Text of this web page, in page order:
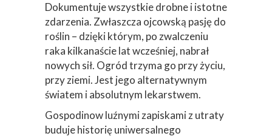
Dokumentuje wszystkie drobne i istotne
zdarzenia. Zwłaszcza ojcowską pasję do
roślin – dzięki którym, po zwalczeniu
raka kilkanaście lat wcześniej, nabrał
nowych sił. Ogród trzyma go przy życiu,
przy ziemi. Jest jego alternatywnym
światem i absolutnym lekarstwem.
Gospodinow luźnymi zapiskami z utraty
buduje historię uniwersalnego